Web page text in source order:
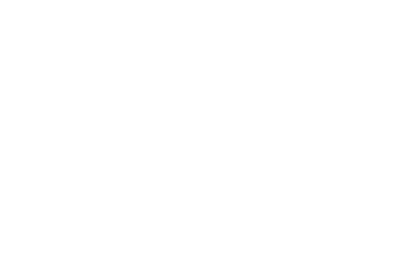
Sozialpädagoge mit ausländischer